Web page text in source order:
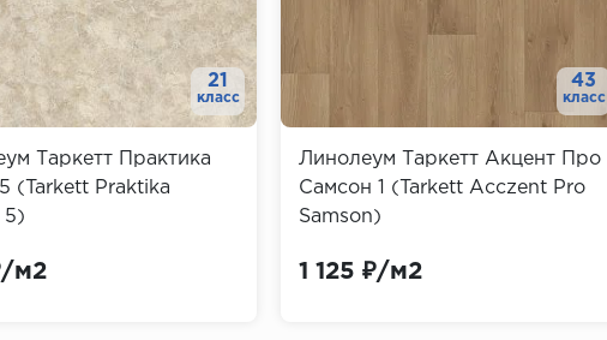
их красить
21
класс
Таркетт Практика
(Tarkett Praktika
5)
м2
43
класс
Линолеум Таркетт Акцент Про
Самсон 1 (Tarkett Acczent Pro
Samson)
1 125 ₽/м2